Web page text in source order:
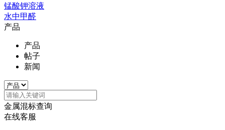
锰酸钾溶液
水中甲醛
产品
产品
帖子
新闻
金属混标查询
在线客服